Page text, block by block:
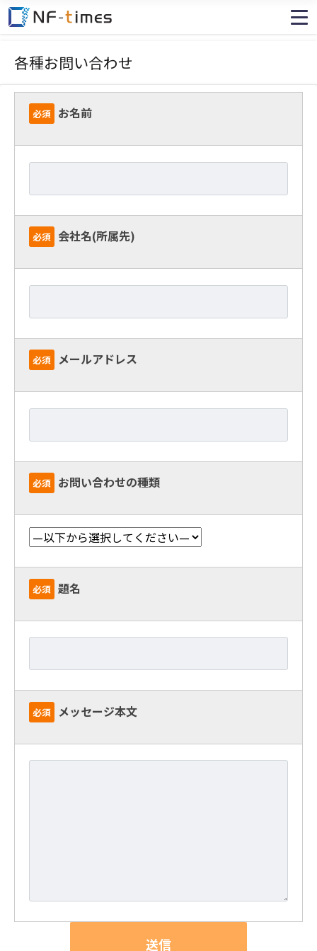
各種お問い合わせ
必須 お名前
必須 会社名(所属先)
必須 メールアドレス
必須 お問い合わせの種類
必須 題名
必須 メッセージ本文